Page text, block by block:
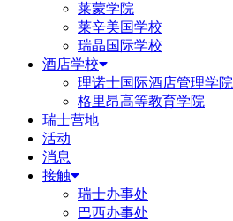
莱蒙学院
莱辛美国学校
瑞晶国际学校
酒店学校
理诺士国际酒店管理学院
格里昂高等教育学院
瑞士营地
活动
消息
接触
瑞士办事处
巴西办事处